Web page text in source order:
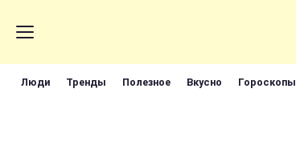
Люди Тренды Полезное Вкусно Гороскопы